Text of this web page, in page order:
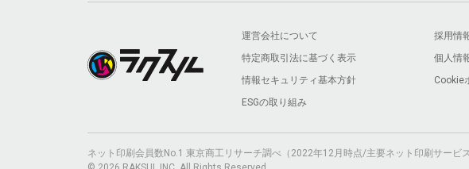
運営会社について 採用情
特定商取引法に基づく表示
個人情
情報セキュリティ基本方針
Cookie
ESGの取り組み
ネット印刷会員数No.1 東京商工リサーチ調べ（2022年12月時点/主要ネット印刷サービス